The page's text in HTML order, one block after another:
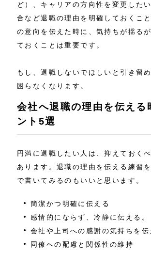
ど）、キャリアの方向性を変更した
合など退職の理由を明確しておくこ
の意向を伝えた時に、気持ちが揺る
ておくことは重要です。
もし、退職しないでほしいと引き留
困らなくなります。
会社へ退職の理由を伝える
ント5選
円満に退職したい人は、抑えておく
あります。退職の理由を伝える練習
で書いてみるのもいいと思います。
簡潔かつ明確に伝える
感情的にならず、冷静に伝える。
会社や上司への感謝の気持ちを伝
同僚への配慮と関係性の維持